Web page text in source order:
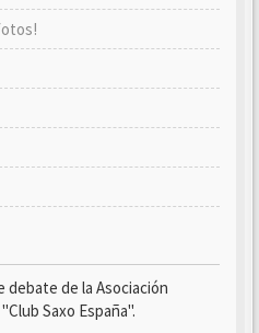
debate de la Asociación
Saxo España".